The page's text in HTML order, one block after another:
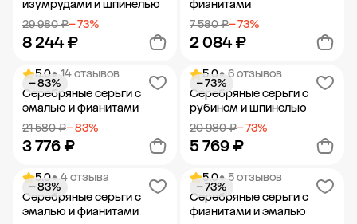
изумрудами и шпинелью
29 980 ₽− 73%
8 244 ₽
Добавить в корзину
фианитами
7 580 ₽− 73%
2 084 ₽
Добавить в корзину
5.0• 14 отзывов
Серебряные серьги с
эмалью и фианитами
21 580 ₽− 83%
3 776 ₽
− 83%
Добавить в корзину
5.0• 6 отзывов
Серебряные серьги с
рубином и шпинелью
20 980 ₽− 73%
5 769 ₽
− 73%
Добавить в корзину
5.0• 4 отзыва
Серебряные серьги с
эмалью и фианитами
− 83%
5.0• 5 отзывов
Серебряные серьги с
фианитами и эмалью
− 73%